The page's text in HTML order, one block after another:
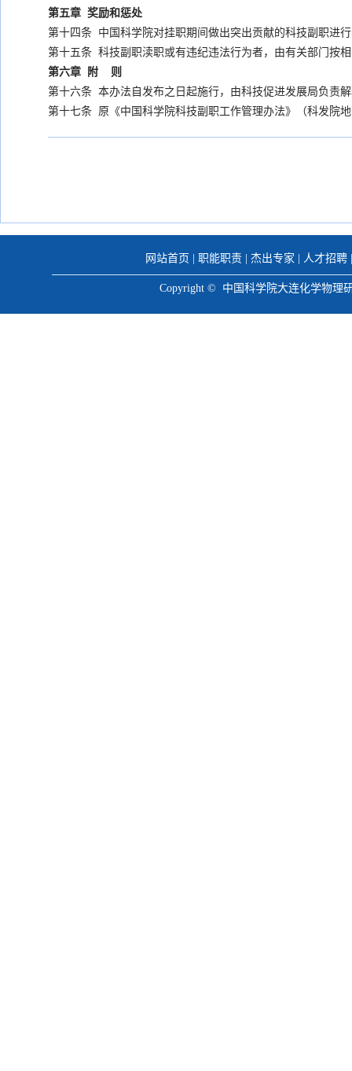
第五章 奖励和惩处
第十四条 中国科学院对挂职期间做出突出贡献的科技副职进
第十五条 科技副职渎职或有违纪违法行为者，由有关部门按
第六章 附 则
第十六条 本办法自发布之日起施行，由科技促进发展局负责
第十七条 原《中国科学院科技副职工作管理办法》（科发院
网站首页 职能职责| 杰出专家 人才招聘
Copyright © 中国科学院大连化学物